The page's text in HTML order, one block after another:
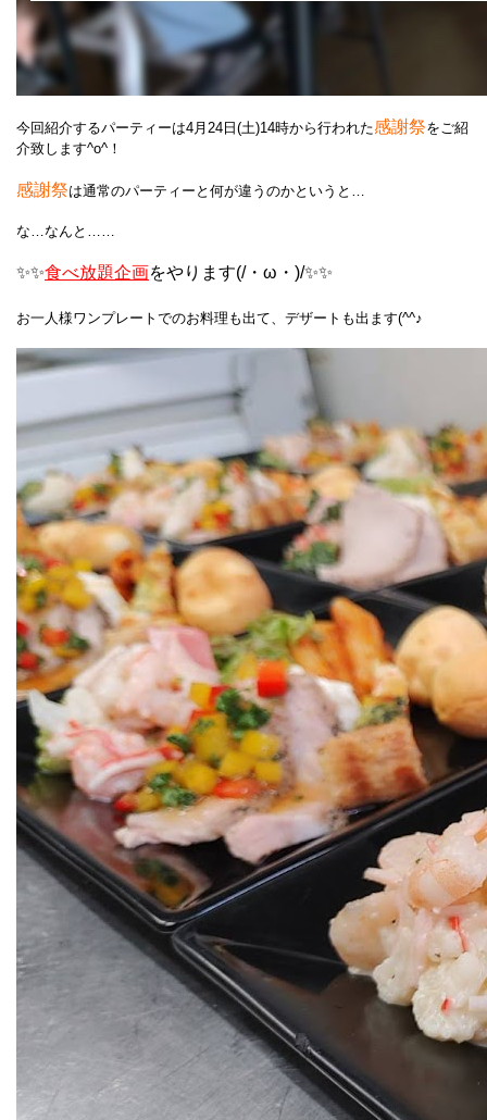
今回紹介するパーティーは4月24日(土)14時から行われた感謝祭をご紹
介致します^o^！
感謝祭は通常のパーティーと何が違うのかというと…
な…なんと……
✨✨食べ放題企画をやります(/・ω・)/✨✨
お一人様ワンプレートでのお料理も出て、デザートも出ます(^^♪